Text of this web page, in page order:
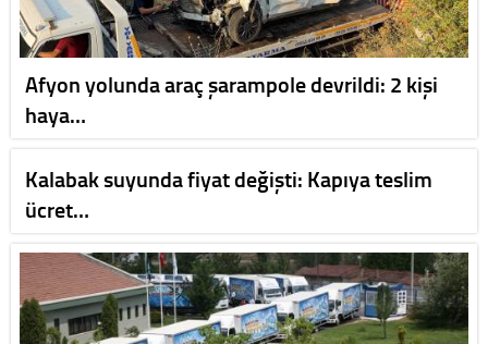
Afyon yolunda araç şarampole devrildi: 2 kişi
haya…
Kalabak suyunda fiyat değişti: Kapıya teslim
ücret…